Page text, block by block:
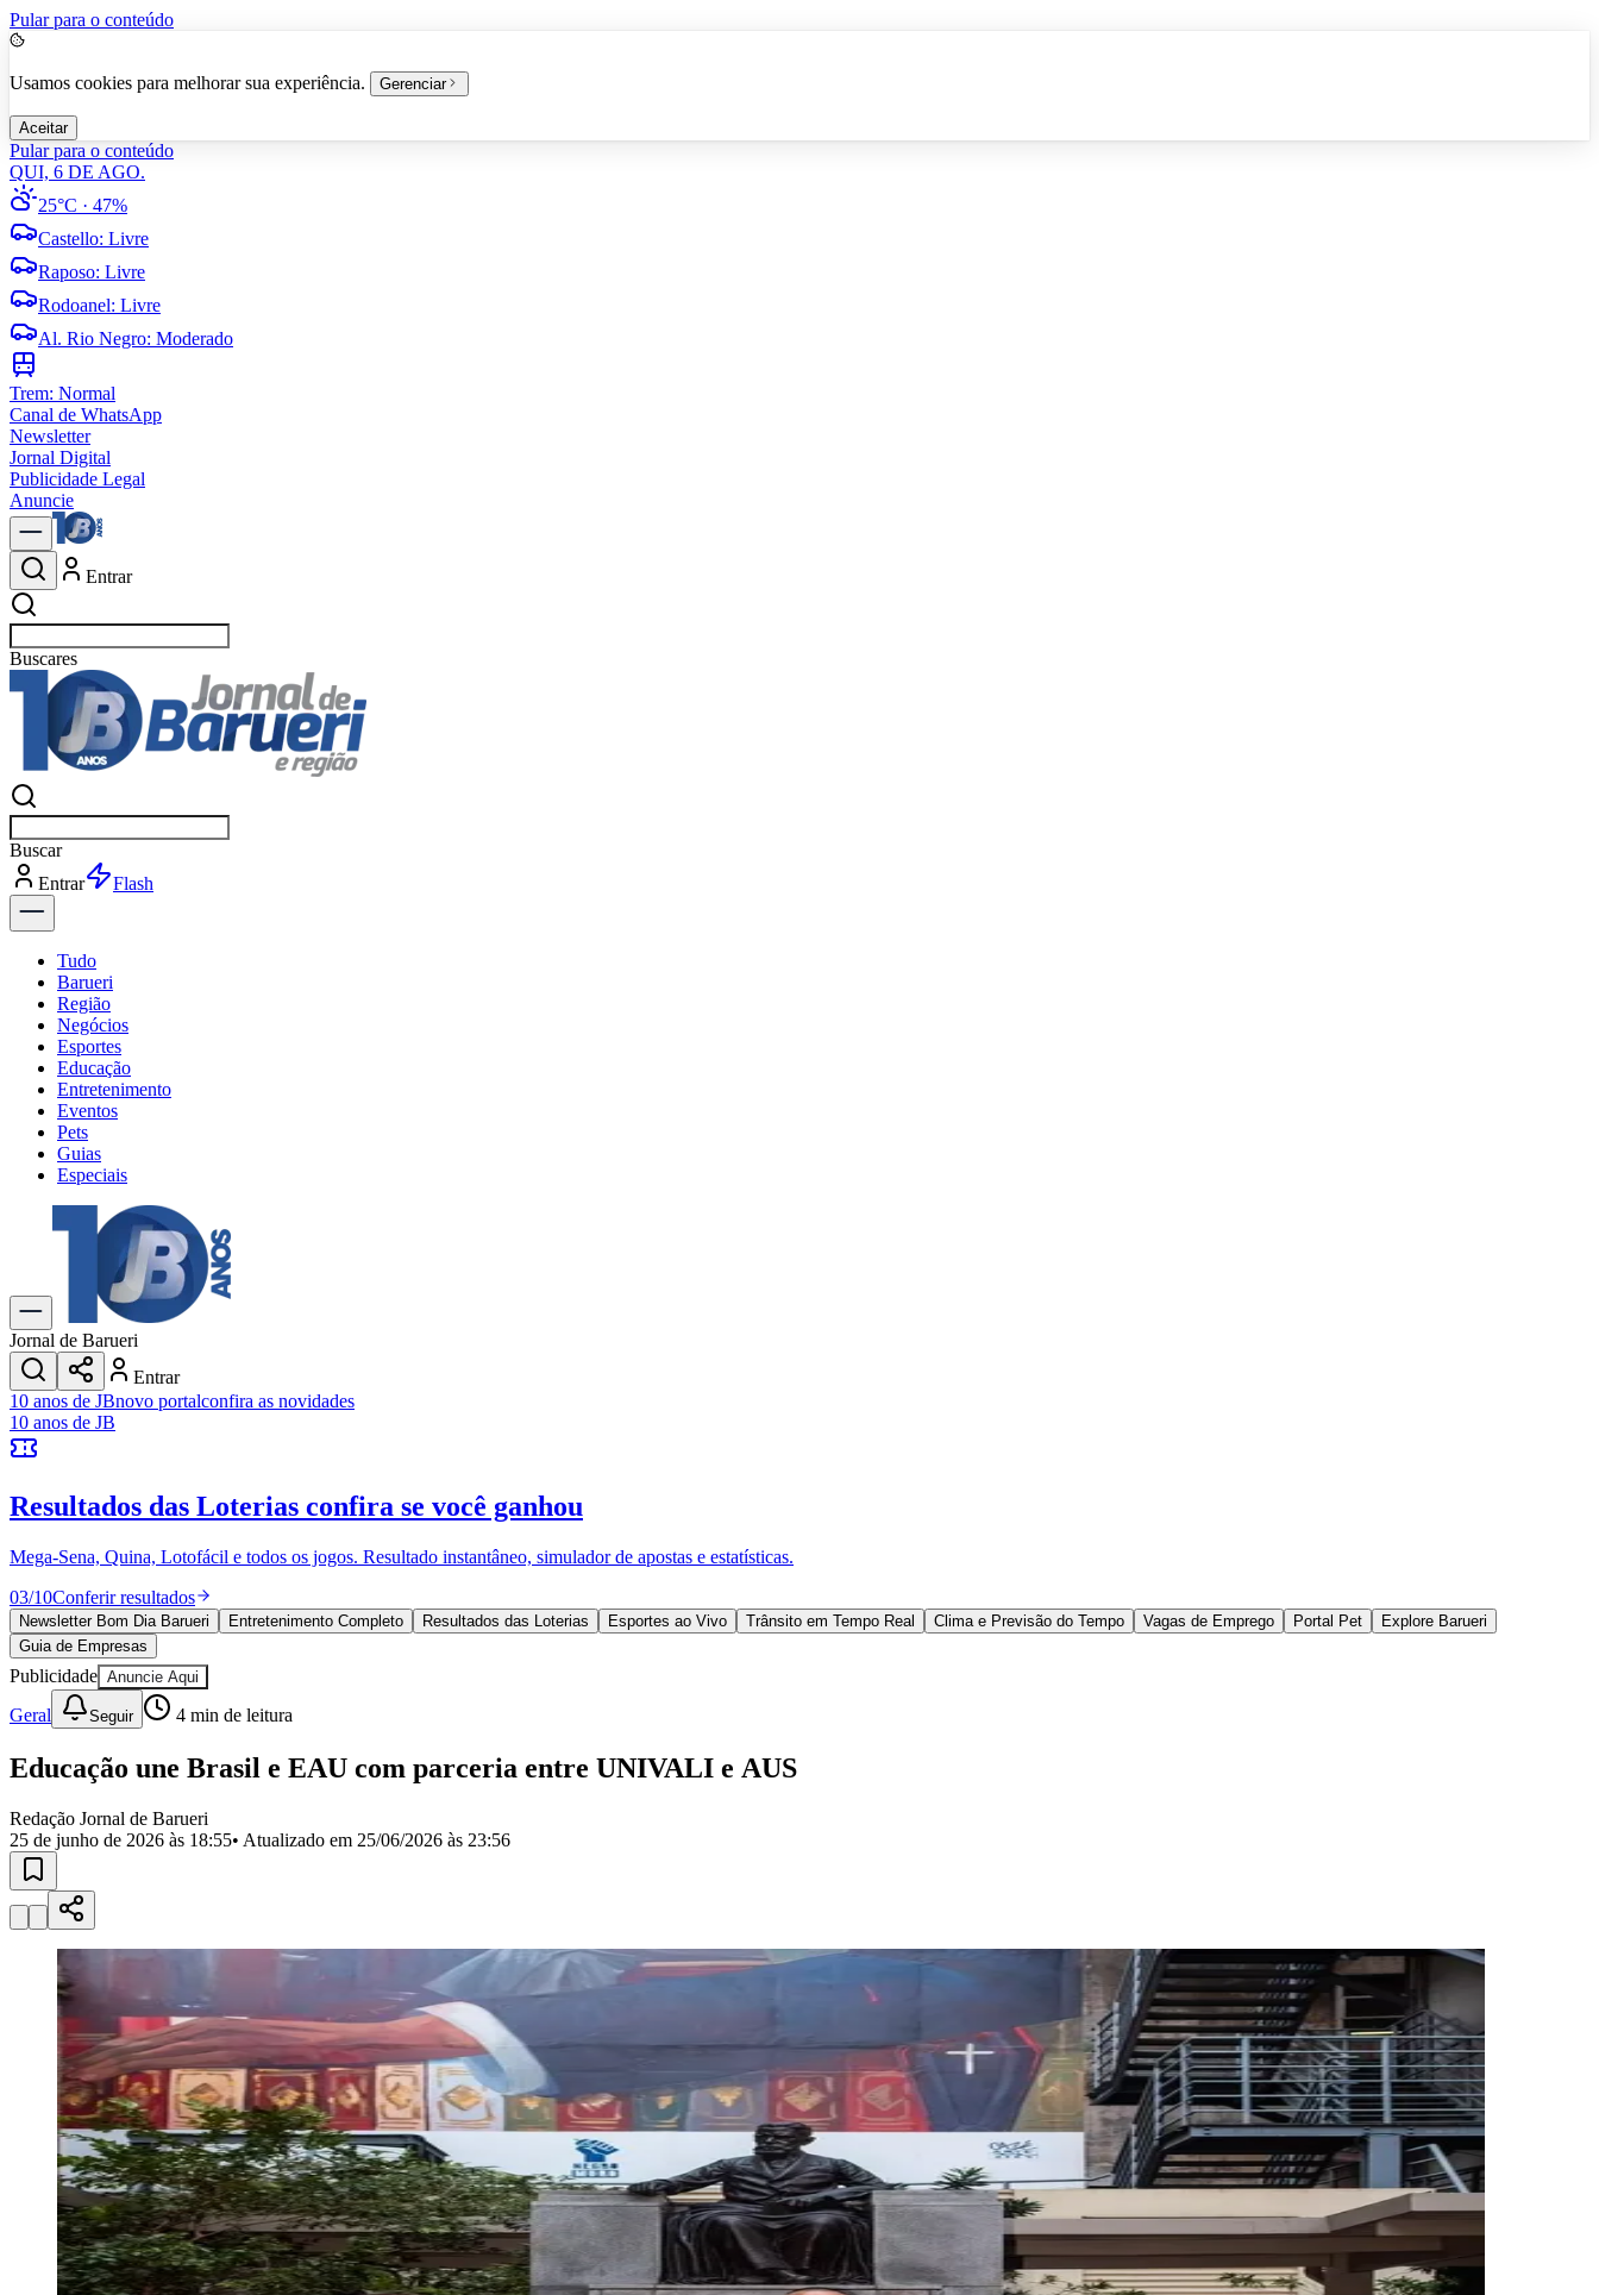
Pular para o conteúdo
Usamos cookies para melhorar sua experiência. Gerenciar
Aceitar
Pular para o conteúdo
QUI, 6 DE AGO.
25°C · 47%
Castello: Livre
Raposo: Livre
Rodoanel: Livre
Al. Rio Negro: Moderado
Trem: Normal
Canal de WhatsApp
Newsletter
Jornal Digital
Publicidade Legal
Anuncie
Entrar
Buscaresportes
Buscaresportes
Entrar
Flash
Tudo
Barueri
Região
Negócios
Esportes
Educação
Entretenimento
Eventos
Pets
Guias
Especiais
Explore Tudo
Últimas Notícias
Previsão do Tempo
Trânsito e Rotas
Dia a Dia & Lazer
Transportes
Gastronomia
Cinema & Shows
JogosNovo
Anuncie no Portal
Cadastrar Empresa
Divulgar Vagas Novo
Publicidade Legal
Política
Eleições
Esportes
Saúde
Segurança
Cultura
Obras
Educação
Bairros de Barueri
Selecione sua região
AldeiaAldeia da Serra
MilitarItapeviJandiraJardim AudirJardim BelvalJardim CalifórniaJardim dos AltosJardim dos CamargosJardim EsperançaJardim GrazielaJardim IracemaJardim ItaquitiJardim JulioJardim LíbanoJardim Maria
CristinaJardim Maria Helena Jardim Mutinga Jardim ParaísoJardim Paulista Jardim ReginaliceJardim São Luís Jardim São Silvestre Jardim SilveiraJardim TupãJardim Tupanci Mutinga
Aldeinha
Parque dos Camargos Parque Imperial Parque Santa Luzia Recanto Phrynéa Santana de ParnaíbaSilveiraTamboréVale do Sol Vila Barros Vila Boa Vista
CondeVila Engenho NovoVila MárciaVila Nossa Sra. da EscadaVila Porto
Para Sua Empresa
Anuncie no Portal
Guia de Empresas
Divulgar VagasNovo
Publicidade Legal
Negócios Regionais
Turismo
Segurança Regional
Hospitais Estaduais
Parques & Represas
Jornal de Barueri
Entrar
10 anos de JBnovo portalconfira as novidades
10 anos de JB
Resultados das Loterias confira se você ganhou
Mega-Sena, Quina, Lotofácil e todos os jogos. Resultado instantâneo, simulador de apostas e estatísticas.
03/10Conferir resultados
Newsletter Bom Dia Barueri Entretenimento Completo Resultados das Loterias Esportes ao Vivo Trânsito em Tempo Real Clima e Previsão do Tempo Vagas de Emprego Portal Pet
Explore Barueri
Guia de Empresas
Publicidade Anuncie Aqui
Geral Seguir 4 min de leitura
Educação une Brasil e EAU com parceria entre UNIVALI e AUS
Redação Jornal de Barueri
25 de junho de 2026 às 18:55• Atualizado em 25/06/2026 às 23:56